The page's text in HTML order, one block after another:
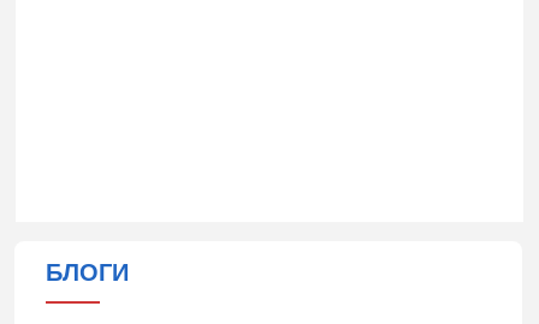
БЛОГИ